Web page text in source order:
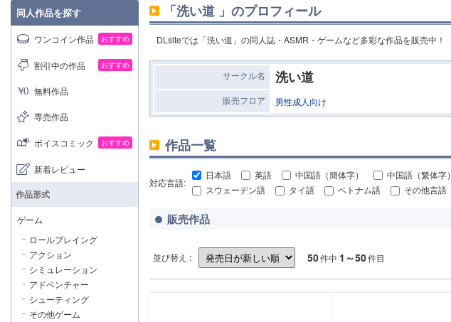
「洗い道 」のプロフィール
DLsiteでは「洗い道」の同人誌・ASMR・ゲームなど多彩な作品を販売中！
サークル名 洗い道
販売フロア 男性成人向け
作品一覧
対応言語:
日本語 英語 中国語（簡体字） 中国語（繁体字）
スウェーデン語
タイ語 ベトナム語 その他言語
販売作品
並び替え : 50件中 1～50件目
同人作品を探す
ワンコイン作品 おすすめ
割引中の作品 おすすめ
無料作品
専売作品
ボイスコミック おすすめ
新着レビュー
作品形式
ゲーム
ロールプレイング
アクション
シミュレーション
アドベンチャー
シューティング
その他ゲーム